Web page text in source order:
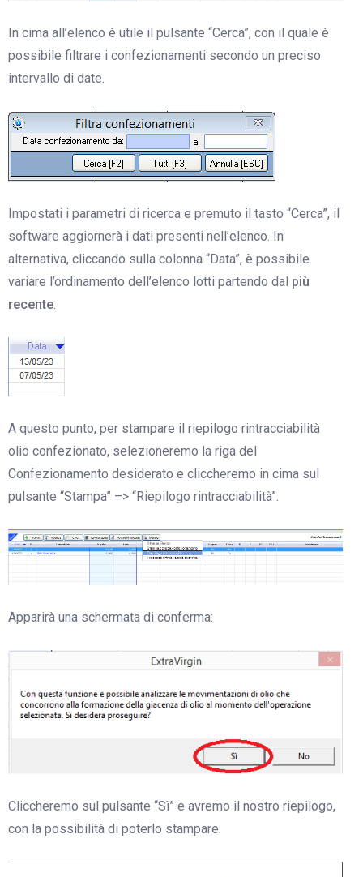
In cima all’elenco è utile il pulsante “Cerca”, con il quale è
possibile filtrare i confezionamenti secondo un preciso
intervallo di date.
Impostati i parametri di ricerca e premuto il tasto “Cerca”, il
software aggiornerà i dati presenti nell’elenco. In
alternativa, cliccando sulla colonna “Data”, è possibile
variare l’ordinamento dell’elenco lotti partendo dal più
recente.
A questo punto, per stampare il riepilogo rintracciabilità
olio confezionato, selezioneremo la riga del
Confezionamento desiderato e cliccheremo in cima sul
pulsante “Stampa” –> “Riepilogo rintracciabilità”.
Apparirà una schermata di conferma:
Cliccheremo sul pulsante “Sì” e avremo il nostro riepilogo,
con la possibilità di poterlo stampare.